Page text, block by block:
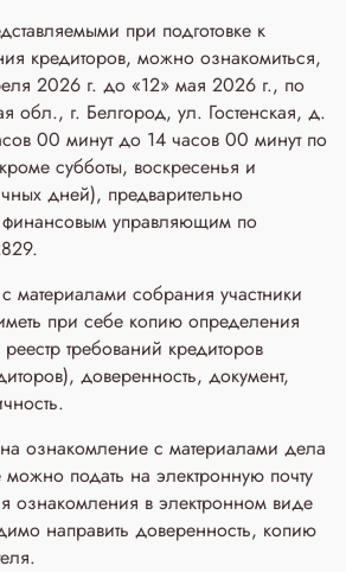
при подготовке к
кредиторов, можно ознакомиться,
2026 г. до «12» мая 2026 г., по
обл., г. Белгород, ул. Гостенская, д.
00 минут до 14 часов 00 минут по
субботы, воскресенья и
дней), предварительно
финансовым управляющим по
материалами собрания участники
при себе копию определения
требований кредиторов
доверенность, документ,
ознакомление с материалами дела
подать на электронную почту
ознакомления в электронном виде
направить доверенность, копию